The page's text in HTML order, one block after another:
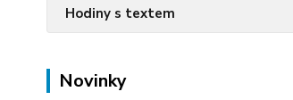
Hodiny s textem
Novinky